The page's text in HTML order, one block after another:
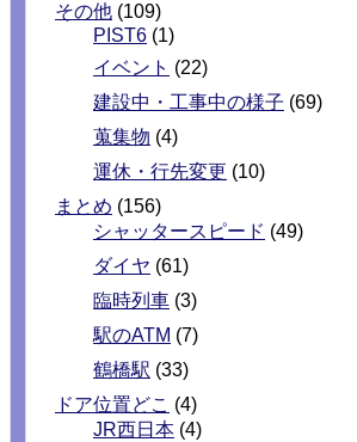
その他 (109)
PIST6 (1)
イベント (22)
建設中・工事中の様子 (69)
蒐集物 (4)
運休・行先変更 (10)
まとめ (156)
シャッタースピード (49)
ダイヤ (61)
臨時列車 (3)
駅のATM (7)
鶴橋駅 (33)
ドア位置どこ (4)
JR西日本 (4)